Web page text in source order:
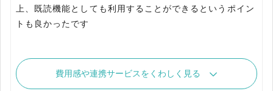
上、既読機能としても利用することができるというポイン
トも良かったです
費用感や連携サービスをくわしく見る